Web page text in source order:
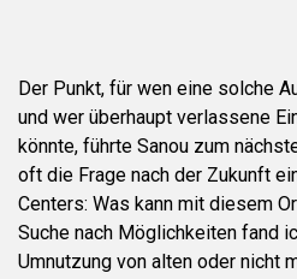
Der Punkt, für wen eine solche
und wer überhaupt verlassene
könnte, führte Sanou zum
oft die Frage nach der Zukunft
Centers: Was kann mit diesem
Suche nach Möglichkeiten fand
Umnutzung von alten oder nicht